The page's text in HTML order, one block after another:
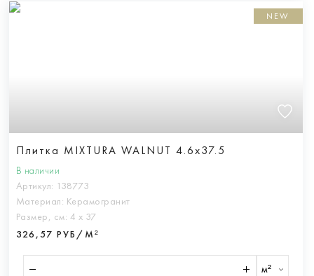
NEW
Плитка MIXTURA WALNUT 4.6x37.5
В наличии
Артикул: 138773
Материал: Керамогранит
Размер, см: 4 х 37
326,57 РУБ/М²
м²